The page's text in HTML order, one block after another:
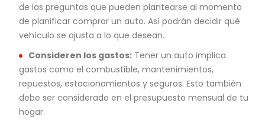
de las preguntas que pueden plantearse al momento
de planificar comprar un auto. Así podrán decidir qué
vehículo se ajusta a lo que desean.
Consideren los gastos: Tener un auto implica
gastos como el combustible, mantenimientos,
repuestos, estacionamientos y seguros. Esto también
debe ser considerado en el presupuesto mensual de tu
hogar.